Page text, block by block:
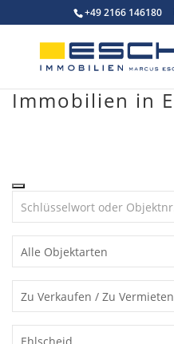
to
content
+49 2166 146180
Immobilien in